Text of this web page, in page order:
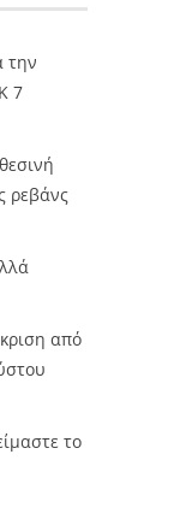
την
7
ρεβάνς
από
το